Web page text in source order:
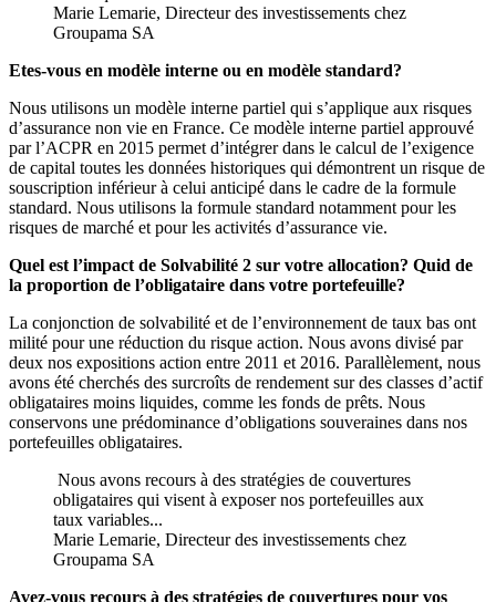
Marie Lemarie, Directeur des investissements chez
Groupama SA
Etes-vous en modèle interne ou en modèle standard?
Nous utilisons un modèle interne partiel qui s’applique aux risques
d’assurance non vie en France. Ce modèle interne partiel approuvé
par l’ACPR en 2015 permet d’intégrer dans le calcul de l’exigence
de capital toutes les données historiques qui démontrent un risque de
souscription inférieur à celui anticipé dans le cadre de la formule
standard. Nous utilisons la formule standard notamment pour les
risques de marché et pour les activités d’assurance vie.
Quel est l’impact de Solvabilité 2 sur votre allocation? Quid de
la proportion de l’obligataire dans votre portefeuille?
La conjonction de solvabilité et de l’environnement de taux bas ont
milité pour une réduction du risque action. Nous avons divisé par
deux nos expositions action entre 2011 et 2016. Parallèlement, nous
avons été cherchés des surcroîts de rendement sur des classes d’actif
obligataires moins liquides, comme les fonds de prêts. Nous
conservons une prédominance d’obligations souveraines dans nos
portefeuilles obligataires.
Nous avons recours à des stratégies de couvertures
obligataires qui visent à exposer nos portefeuilles aux
taux variables...
Marie Lemarie, Directeur des investissements chez
Groupama SA
Avez-vous recours à des stratégies de couvertures pour vos